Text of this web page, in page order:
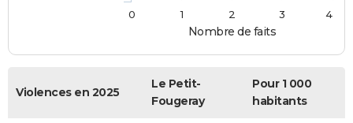
Nombre de faits
0
1 2 3 4
Violences en 2025
Le Petit-
Fougeray
Pour 1 000
habitants